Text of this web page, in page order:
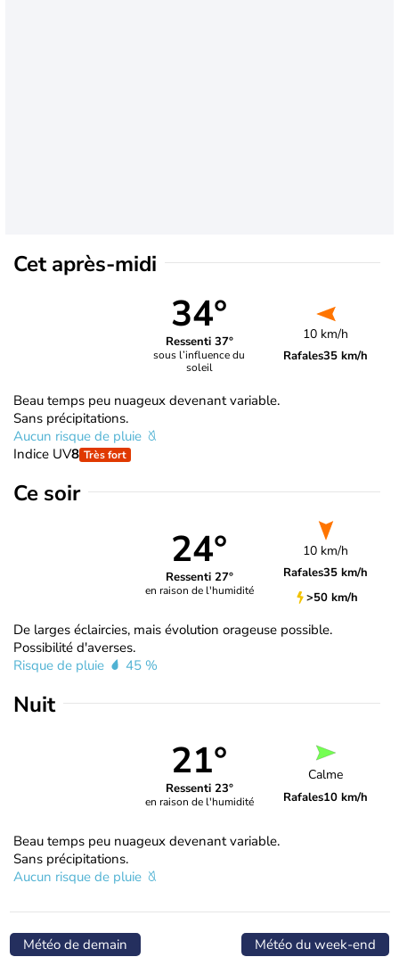
Cet après-midi
34°
Ressenti 37°
sous l’influence du
soleil
10 km/h
Rafales35 km/h
Beau temps peu nuageux devenant variable.
Sans précipitations.
Aucun risque de pluie
Indice UV8 Très fort
Ce soir
24°
Ressenti 27°
en raison de l'humidité
10 km/h
Rafales35 km/h
>50 km/h
De larges éclaircies, mais évolution orageuse possible.
Possibilité d'averses.
Risque de pluie
45 %
Nuit
21°
Ressenti 23°
en raison de l'humidité
Calme
Rafales10 km/h
Beau temps peu nuageux devenant variable.
Sans précipitations.
Aucun risque de pluie
Météo de demain Météo du week-end